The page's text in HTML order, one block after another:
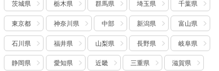
茨城県 栃木県 群馬県 埼玉県 千葉県
東京都 神奈川県 中部 新潟県 富山県
石川県 福井県 山梨県 長野県 岐阜県
静岡県 愛知県 近畿 三重県 滋賀県